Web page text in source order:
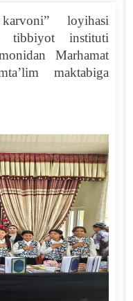
loyihasi
tibbiyot instituti
Marhamat
maktabiga